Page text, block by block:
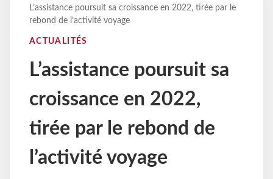
L’assistance poursuit sa croissance en 2022, tirée par le
rebond de l’activité voyage
ACTUALITÉS
L’assistance poursuit sa
croissance en 2022,
tirée par le rebond de
l’activité voyage